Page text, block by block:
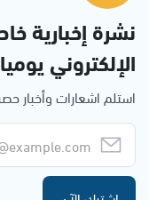
نشرة إخبارية
الإلكتروني يوميا
استلم اشعارات وأخبار